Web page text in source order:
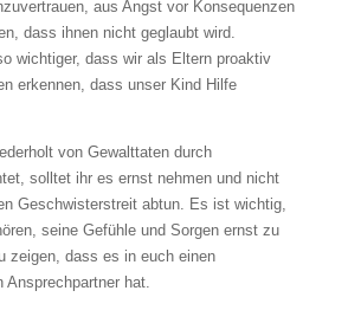
aus Angst vor Konsequenzen
dass ihnen nicht geglaubt wird.
wichtiger, dass wir als Eltern proaktiv
erkennen, dass unser Kind Hilfe
von Gewalttaten durch
solltet ihr es ernst nehmen und nicht
Geschwisterstreit abtun. Es ist wichtig,
seine Gefühle und Sorgen ernst zu
zeigen, dass es in euch einen
Ansprechpartner hat.